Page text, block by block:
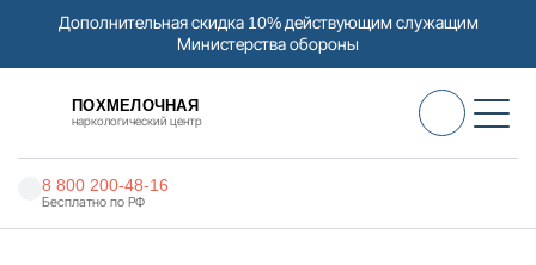
Дополнительная скидка 10% действующим служащим
Министерства обороны
ПОХМЕЛОЧНАЯ
наркологический центр
8 800 200-48-16
Бесплатно по РФ